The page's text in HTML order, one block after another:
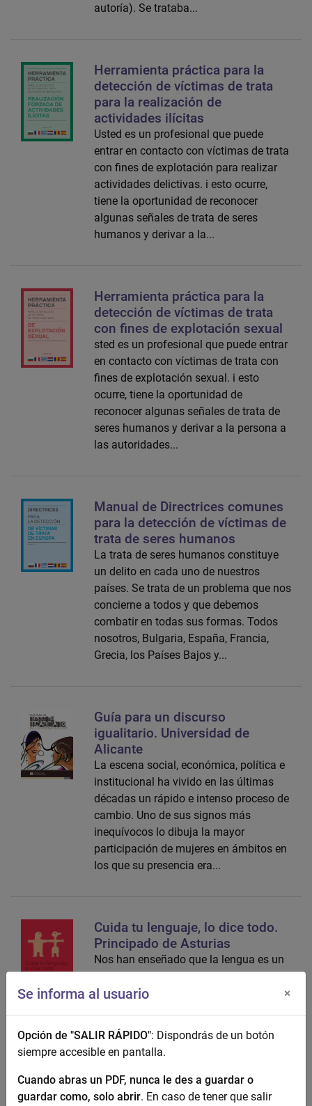
autoría). Se trataba...
Herramienta práctica para la
detección de víctimas de trata
para la realización de
actividades ilícitas
Usted es un profesional que puede
entrar en contacto con víctimas de trata
con fines de explotación para realizar
actividades delictivas. i esto ocurre,
tiene la oportunidad de reconocer
algunas señales de trata de seres
humanos y derivar a la...
Herramienta práctica para la
detección de víctimas de trata
con fines de explotación sexual
sted es un profesional que puede entrar
en contacto con víctimas de trata con
fines de explotación sexual. i esto
ocurre, tiene la oportunidad de
reconocer algunas señales de trata de
seres humanos y derivar a la persona a
las autoridades...
Manual de Directrices comunes
para la detección de víctimas de
trata de seres humanos
La trata de seres humanos constituye
un delito en cada uno de nuestros
países. Se trata de un problema que nos
concierne a todos y que debemos
combatir en todas sus formas. Todos
nosotros, Bulgaria, España, Francia,
Grecia, los Países Bajos y...
Guía para un discurso
igualitario. Universidad de
Alicante
La escena social, económica, política e
institucional ha vivido en las últimas
décadas un rápido e intenso proceso de
cambio. Uno de sus signos más
inequívocos lo dibuja la mayor
participación de mujeres en ámbitos en
los que su presencia era...
Cuida tu lenguaje, lo dice todo.
Principado de Asturias
Nos han enseñado que la lengua es un
instrumento neutro en la comunicación
y que tiene la posibilidad de cambiar y
sociales, que existen pautas y reglas,
pero que las personas que la hablan
influyen en su...
Se informa al usuario ×
Opción de "SALIR RÁPIDO": Dispondrás de un botón
siempre accesible en pantalla.
Cuando abras un PDF, nunca le des a guardar o
guardar como, solo abrir. En caso de tener que salir